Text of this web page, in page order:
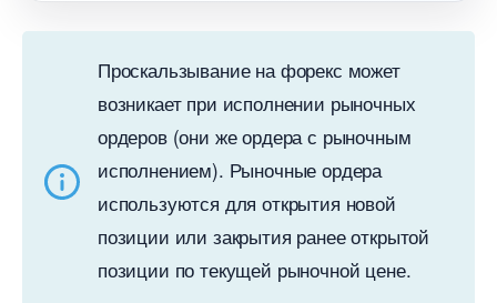
Проскальзывание на форекс может
озникает при исполнении рыночных
ордеров (они же ордера с рыночным
исполнением). Рыночные ордера
используются для открытия новой
позиции или закрытия ранее открытой
позиции по текущей рыночной цене.